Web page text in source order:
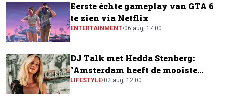
Eerste échte gameplay van GTA 6
te zien via Netflix
ENTERTAINMENT•06 aug, 17:00
DJ Talk met Hedda Stenberg:
"Amsterdam heeft de mooiste
festivalscene van Europa"
LIFESTYLE•02 aug, 12:00